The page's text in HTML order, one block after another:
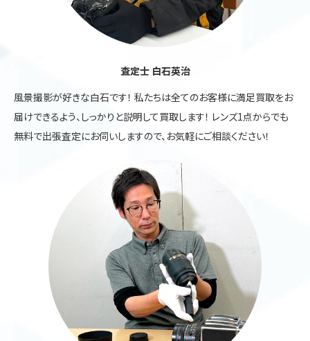
査定士 白石英治
風景撮影が好きな白石です！ 私たちは全てのお客様に満足買取をお
届けできるよう、しっかりと説明して買取します！ レンズ1点からでも
無料で出張査定にお伺いしますので、お気軽にご相談ください！